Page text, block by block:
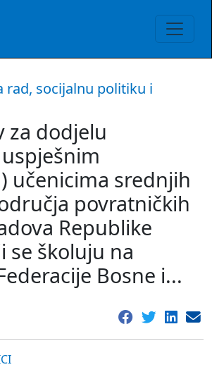
rad, socijalnu politiku i
za dodjelu
učenicima srednjih
povratničkih
Republike
se školuju na
Bosne i...